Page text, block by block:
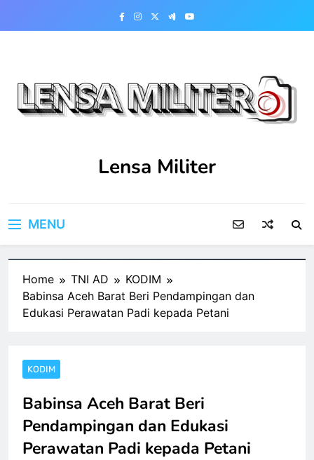
Lensa Militer
MENU
Home TNI AD
KODIM
Babinsa Aceh Barat Beri Pendampingan dan
Edukasi Perawatan Padi kepada Petani
KODIM
Babinsa Aceh Barat Beri
Pendampingan dan Edukasi
Perawatan Padi kepada Petani